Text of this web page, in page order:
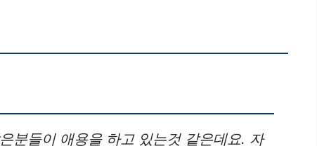
분들이 애용을 하고 있는것 같은데요. 자